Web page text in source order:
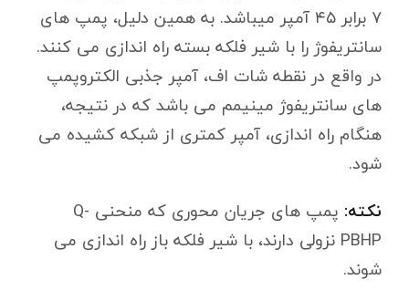
۷ برابر ۴۵ آمپر میباشد. به همین دلیل، پمپ های
سانتریفوژ را با شیر فلکه بسته راه اندازی می کنند.
در واقع در نقطه شات اف، آمپر جذبی الکتروپمپ
های سانتریفوژ مینیمم می باشد که در نتیجه،
هنگام راه اندازی، آمپر کمتری از شبکه کشیده می
شود.
نکته:
پمپ های جریان محوری که منحنی Q-
PBHP نزولی دارند، با شیر فلکه باز راه اندازی می
شوند.